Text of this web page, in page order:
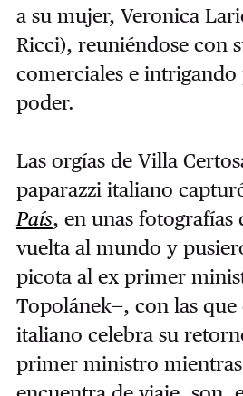
a su mujer, Veronica
Ricci), reuniéndose con
comerciales e intrigando
poder.
Las orgías de Villa
paparazzi italiano
País, en unas fotografías
vuelta al mundo y
picota al ex primer
Topolánek—, con las
italiano celebra su
primer ministro